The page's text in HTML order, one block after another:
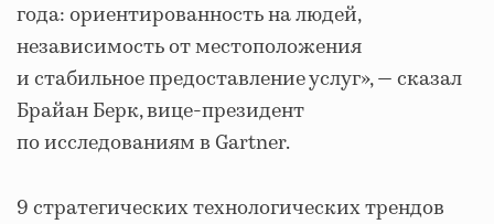
года: ориентированность на людей,
независимость от местоположения
и стабильное предоставление услуг», — сказал
Брайан Берк, вице-президент
по исследованиям в Gartner.
9 стратегических технологических трендов